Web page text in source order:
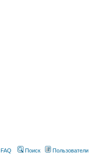
FAQ Поиск Пользователи